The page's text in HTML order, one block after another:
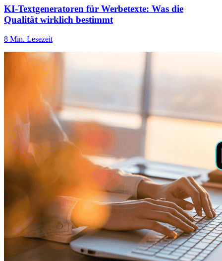
KI-Textgeneratoren für Werbetexte: Was die
Qualität wirklich bestimmt
8 Min. Lesezeit